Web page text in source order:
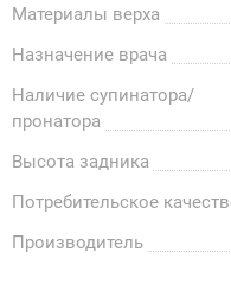
Материалы верха
Назначение врача
Наличие супинатора/
пронатора
Высота задника
Потребительское
Производитель